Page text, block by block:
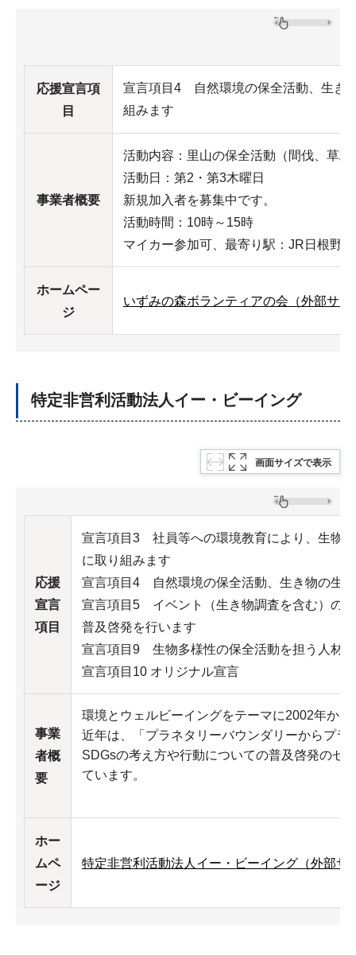
応援宣言項
目
宣言項目4 自然環境の保全活動、生き
組みます
事業者概要
活動内容：里山の保全活動（間伐、草
活動日：第2・第3木曜日
新規加入者を募集中です。
活動時間：10時～15時
マイカー参加可、最寄り駅：JR日根野
ホームペー
ジ
いずみの森ボランティアの会（外部サ
特定非営利活動法人イー・ビーイング
画面サイズで表示
応援
宣言
項目
宣言項目3 社員等への環境教育により、生物
に取り組みます
宣言項目4 自然環境の保全活動、生き物の生
宣言項目5 イベント（生き物調査を含む）の
普及啓発を行います
宣言項目9 生物多様性の保全活動を担う人材
宣言項目10 オリジナル宣言
事業
者概
要
環境とウェルビーイングをテーマに2002年か
近年は、「プラネタリーバウンダリーからプラ
SDGsの考え方や行動についての普及啓発のセ
ています。
ホー
ムペ
ージ
特定非営利活動法人イー・ビーイング（外部サ